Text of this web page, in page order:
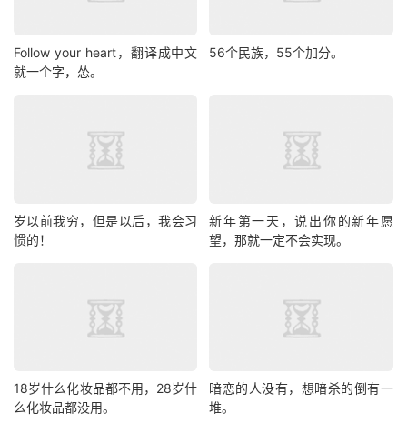
Follow your heart，翻译成中文
就一个字，怂。
56个民族，55个加分。
岁以前我穷，但是以后，我会习
惯的！
新年第一天，说出你的新年愿
望，那就一定不会实现。
18岁什么化妆品都不用，28岁什
么化妆品都没用。
暗恋的人没有，想暗杀的倒有一
堆。